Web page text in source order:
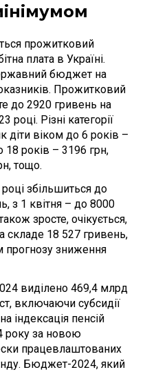
прожитковий
плата в Україні.
бюджет на
Прожитковий
до 2920 гривень на
році. Різні категорії
діти віком до 6 років –
18 років – 3196 грн,
тощо.
збільшиться до
з 1 квітня – до 8000
зросте, очікується,
складе 18 527 гривень,
прогнозу зниження
виділено 469,4 млрд
включаючи субсидії
індексація пенсій
року за новою
працевлаштованих
Бюджет-2024, який